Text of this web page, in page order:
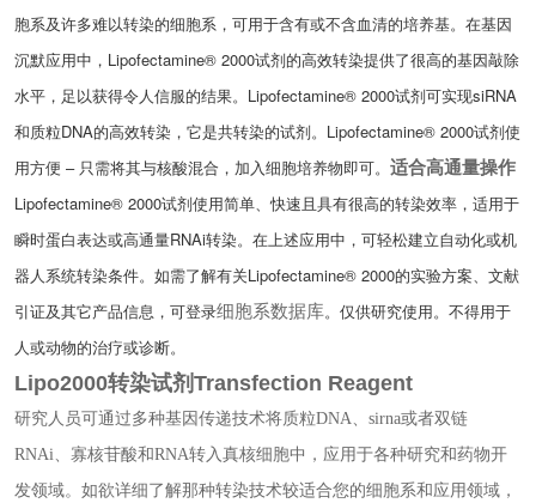
胞系及许多难以转染的细胞系，可用于含有或不含血清的培养基。在基因
沉默应用中，Lipofectamine® 2000试剂的高效转染提供了很高的基因敲除
水平，足以获得令人信服的结果。Lipofectamine® 2000试剂可实现siRNA
和质粒DNA的高效转染，它是共转染的试剂。Lipofectamine® 2000试剂使
用方便 – 只需将其与核酸混合，加入细胞培养物即可。 适合高通量操作
Lipofectamine® 2000试剂使用简单、快速且具有很高的转染效率，适用于
瞬时蛋白表达或高通量RNAi转染。在上述应用中，可轻松建立自动化或机
器人系统转染条件。如需了解有关Lipofectamine® 2000的实验方案、文献
引证及其它产品信息，可登录细胞系数据库。 仅供研究使用。不得用于
人或动物的治疗或诊断。
Lipo2000转染试剂Transfection Reagent
研究人员可通过多种基因传递技术将质粒DNA、sirna或者双链
RNAi、寡核苷酸和RNA转入真核细胞中，应用于各种研究和药物开
发领域。如欲详细了解那种转染技术较适合您的细胞系和应用领域，